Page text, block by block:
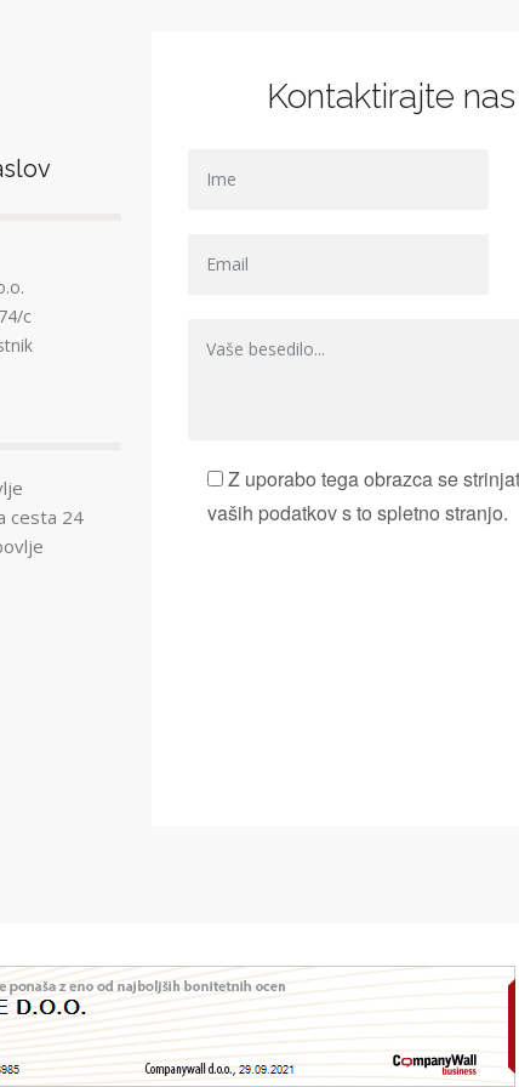
c
cesta 24
Kontaktirajte
Z uporabo tega obrazca se
vaših podatkov s to spletno stranjo.